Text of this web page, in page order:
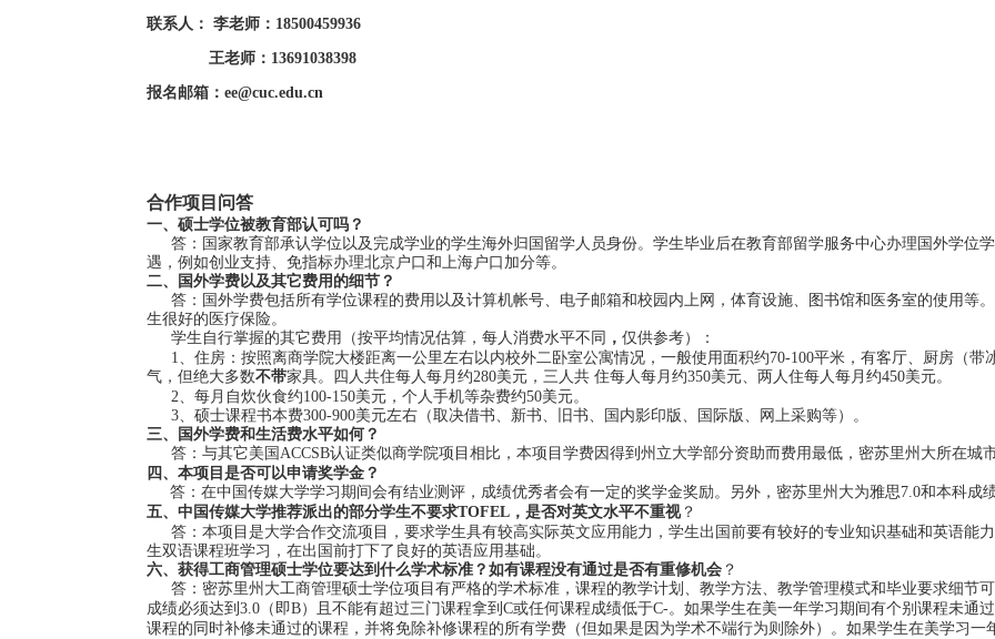
联系人： 李老师： 18500459936
王老师： 13691038398
报名邮箱： ee@cuc.edu.cn
合作项目问答
一、硕士学位被教育部认可吗？
答：国家教育部承认学位以及完成学业的学生海外归国留学人员身份。学生毕业后在教育部留学服务中心办理国外学位
遇，例如创业支持、免指标办理北京户口和上海户口加分等。
二、国外学费以及其它费用的细节？
答：国外学费包括所有学位课程的费用以及计算机帐号、电子邮箱和校园内上网，体育设施、图书馆和医务室的使用等
生很好的医疗保险。
学生自行掌握的其它费用
（按平均情况估算，每人消费水平不同 ， 仅供参考）：
1、住房：按照离商学院大楼距离一公里左右以内校外二卧室公寓情况，一般使用面积约70-100平米，有客厅、厨房（
气，但绝大多数不带家具。四人共住每人每月约280美元，三人共 住每人每月约350美元、两人住每人每月约450美元。
2、每月自炊伙食约100-150美元，个人手机等杂费约50美元。
3、硕士课程书本费300-900美元左右（取决借书、新书、旧书、国内影印版、国际版、网上采购等）。
三、国外学费和生活费水平如何？
答：与其它美国 ACCSB认证类似商学院项目相比，本项目学费因得到州立大学部分资助而费用最低，密苏里州大所在城
四、本项目是否可以申请奖学金？
答：在中国传媒大学学习期间会有结业测评，成绩优秀者会有一定的奖学金奖励。
另外，密苏里州大为雅思7.0和本科成
五、中国传媒大学推荐派出的部分学生不要求TOFEL，是否对英文水平不重视？
答：本项目是大学合作交流项目，要求学生具有较高实际英文应用能力，学生出国前要有较好的专业知识基础和英语能
生双语课程班学习，在出国前打下了良好的英语应用基础。
六、获得工商管理硕士学位要达到什么学术标准？如有课程没有通过是否有重修机会 ？
答：密苏里州大工商管理硕士学位项目有严格的学术标准，课程的教学计划、教学方法、教学管理模式和毕业要求细节
成绩必须达到3.0（即B）且不能有超过三门课程拿到C或任何课程成绩低于C-。如果学生在美一年学习期间有个别课程未通
课程的同时补修未通过的课程，并将免除补修课程的所有学费（但如果是因为学术不端行为则除外）。如果学生在美学习